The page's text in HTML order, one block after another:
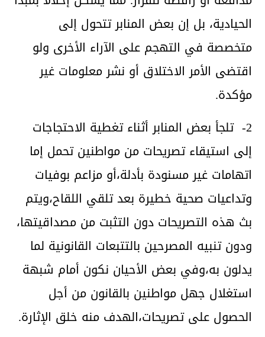
الحيادية، بل إن بعض المنابر تتحول إلى
متخصصة في التهجم على الآراء الأخرى ولو
اقتضى الأمر الاختلاق أو نشر معلومات غير
مؤكدة.
2- تلجأ بعض المنابر أثناء تغطية الاحتجاجات
إلى استيقاء تصريحات من مواطنين تحمل إما
اتهامات غير مسنودة بأدلة،أو مزاعم بوفيات
وتداعيات صحية خطيرة بعد تلقي اللقاح،ويتم
بث هذه التصريحات دون التثبت من مصداقيتها،
ودون تنبيه المصرحين بالتتبعات القانونية لما
يدلون به،وفي بعض الأحيان نكون أمام شبهة
استغلال جهل مواطنين بالقانون من أجل
الحصول على تصريحات،الهدف منه خلق الإثارة.